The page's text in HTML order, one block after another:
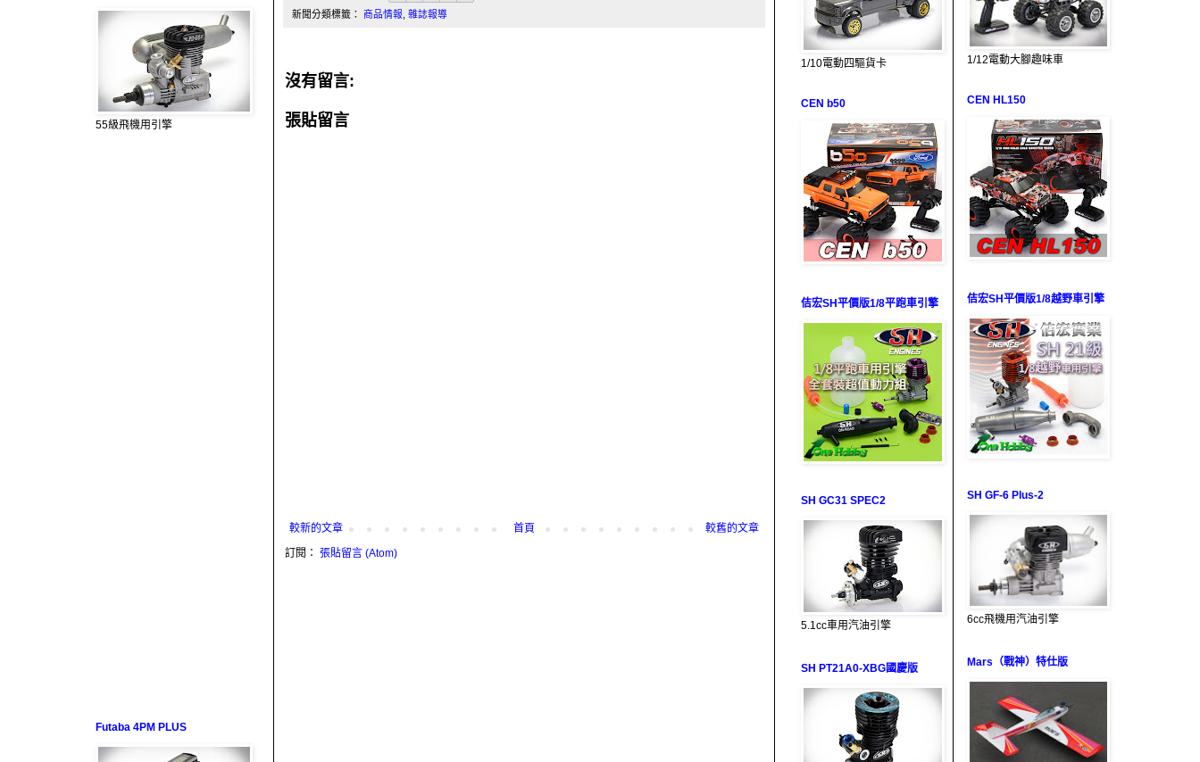
新聞分類標籤： 商品情報, 雜誌報導
沒有留言:
張貼留言
較新的文章 較舊的文章
首頁
訂閱： 張貼留言 (Atom)
55級飛機用引擎
Futaba 4PM PLUS
1/10電動四驅貨卡
CEN b50
佶宏SH平價版1/8平跑車引擎
SH GC31 SPEC2
5.1cc車用汽油引擎
SH PT21A0-XBG國慶版
1/12電動大腳趣味車
CEN HL150
佶宏SH平價版1/8越野車引擎
SH GF-6 Plus-2
6cc飛機用汽油引擎
Mars（戰神）特仕版